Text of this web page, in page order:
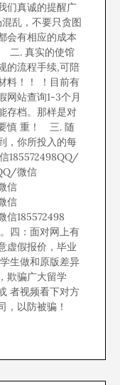
们真诚的提醒广
乱，不要只贪图
会有相应的成本
二. 真实的使馆
的流程手续,可陪
料！！ ！目前有
网站查询1-3个月
存档。那样是对
慎 重！ 三. 随
，你所投入的每
185572498QQ/
微信
信
信
信185572498
四：面对网上有
虚假报价，毕业
生做和原版差异
欺骗广大留学
者视频看下对方
，以防被骗！